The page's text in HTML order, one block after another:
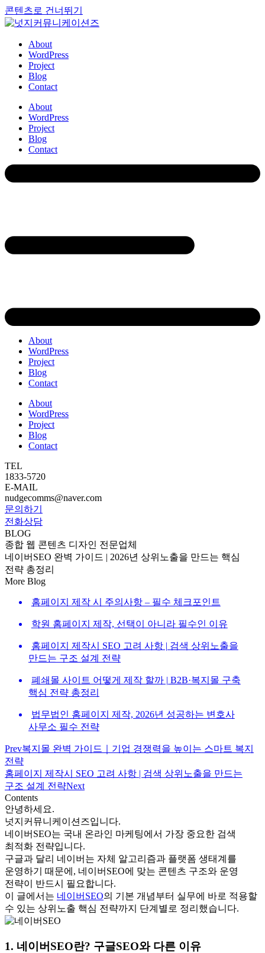
콘텐츠로 건너뛰기
About
WordPress
Project
Blog
Contact
About
WordPress
Project
Blog
Contact
About
WordPress
Project
Blog
Contact
About
WordPress
Project
Blog
Contact
TEL
1833-5720
E-MAIL
nudgecomms@naver.com
문의하기
전화상담
BLOG
종합 웹 콘텐츠 디자인 전문업체
네이버SEO 완벽 가이드 |
네이버SEO 완벽 가이드 | 2026년 상위노출을 만드는 핵심
전략 총정리
More Blog
홈페이지 제작 시 주의사항 – 필수 체크포인트
학원 홈페이지 제작, 선택이 아니라 필수인 이유
홈페이지 제작시 SEO 고려 사항 | 검색 상위노출을
만드는 구조 설계 전략
폐쇄몰 사이트 어떻게 제작 할까 | B2B·복지몰 구축
핵심 전략 총정리
법무법인 홈페이지 제작, 2026년 성공하는 변호사
사무소 필수 전략
Prev복지몰 완벽 가이드｜기업 경쟁력을 높이는 스마트 복지
전략
홈페이지 제작시 SEO 고려 사항 | 검색 상위노출을 만드는
구조 설계 전략Next
Contents
안녕하세요.
넛지커뮤니케이션즈입니다.
네이버SEO는 국내 온라인 마케팅에서 가장 중요한 검색
최적화 전략입니다.
구글과 달리 네이버는 자체 알고리즘과 플랫폼 생태계를
운영하기 때문에, 네이버SEO에 맞는 콘텐츠 구조와 운영
전략이 반드시 필요합니다.
이 글에서는 네이버SEO의 기본 개념부터 실무에 바로 적용할
수 있는 상위노출 핵심 전략까지 단계별로 정리했습니다.
1. 네이버SEO란? 구글SEO와 다른 이유